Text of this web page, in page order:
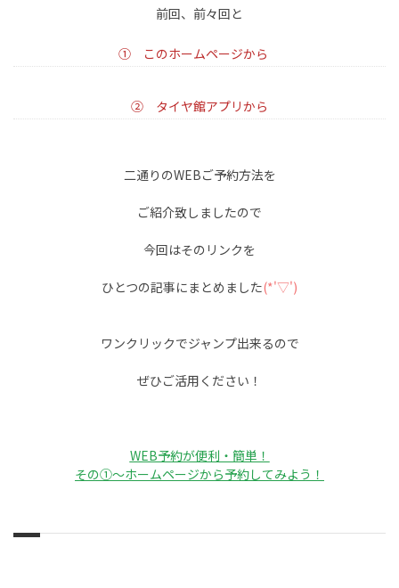
前回、前々回と
① このホームページから
➁ タイヤ館アプリから
二通りのWEBご予約方法を
ご紹介致しましたので
今回はそのリンクを
ひとつの記事にまとめました(*'▽')
ワンクリックでジャンプ出来るので
ぜひご活用ください！
WEB予約が便利・簡単！
その①～ホームページから予約してみよう！